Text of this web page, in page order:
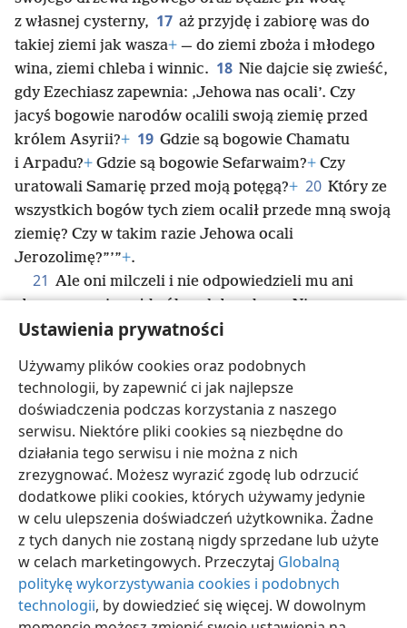
Ustawienia prywatności
Używamy plików cookies oraz podobnych
technologii, by zapewnić ci jak najlepsze
doświadczenia podczas korzystania z naszego
serwisu. Niektóre pliki cookies są niezbędne do
działania tego serwisu i nie można z nich
zrezygnować. Możesz wyrazić zgodę lub odrzucić
dodatkowe pliki cookies, których używamy jedynie
w celu ulepszenia doświadczeń użytkownika. Żadne
z tych danych nie zostaną nigdy sprzedane lub użyte
w celach marketingowych. Przeczytaj Globalną
politykę wykorzystywania cookies i podobnych
technologii, by dowiedzieć się więcej. W dowolnym
z własnej cysterny, 17 aż przyjdę i zabiorę was do
takiej ziemi jak wasza+ — do ziemi zboża i młodego
wina, ziemi chleba i winnic. 18 Nie dajcie się zwieść,
gdy Ezechiasz zapewnia: ‚Jehowa nas ocali’. Czy
jacyś bogowie narodów ocalili swoją ziemię przed
królem Asyrii?+ 19 Gdzie są bogowie Chamatu
i Arpadu?+ Gdzie są bogowie Sefarwaim?+ Czy
uratowali Samarię przed moją potęgą?+ 20 Który ze
wszystkich bogów tych ziem ocalił przede mną swoją
ziemię? Czy w takim razie Jehowa ocali
Jerozolimę?”’”+.
21 Ale oni milczeli i nie odpowiedzieli mu ani
słowem, ponieważ król wydał rozkaz: „Nie
odpowiadajcie mu”+. 22 A zarządca domu
i kronikarz Joach, syn Asafa, przyszli do Ezechiasza
w rozdartych szatach i przekazali mu słowa
rabszaka.
polski Udostępnij Ustawienia
Copyright© 2026 Watch Tower Bible and Tract Society of Pennsylvania
Warunki użytkowania Polityka prywatności
Ustawienia prywatności
JW.ORG
Zaloguj